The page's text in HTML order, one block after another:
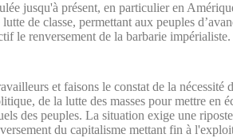
jusqu'à présent, en particulier en
de classe, permettant aux peuples
le renversement de la barbarie impérialiste.
et faisons le constat de la
de la lutte des masses pour mettre en
des peuples. La situation exige une
du capitalisme mettant fin à